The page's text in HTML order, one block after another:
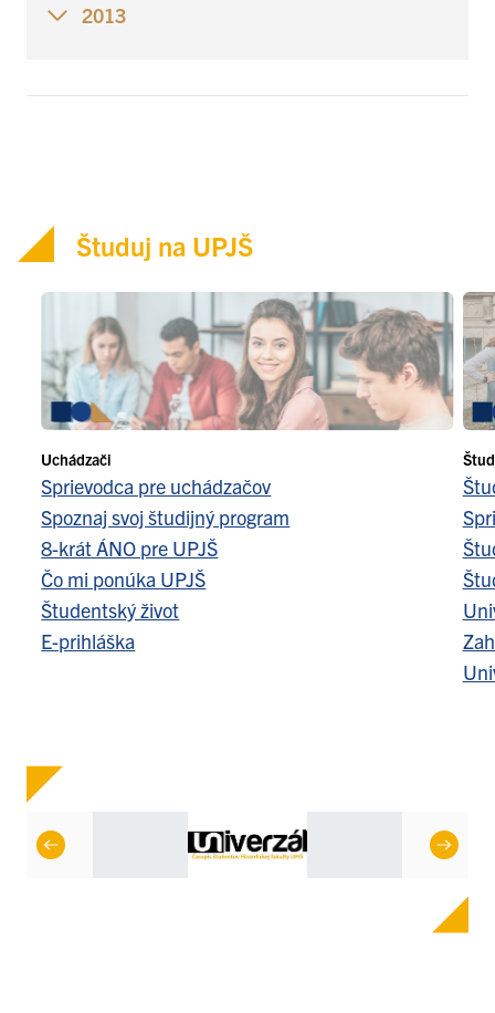
2013
Študuj na UPJŠ
Uchádzači
Sprievodca pre uchádzačov
Spoznaj svoj študijný program
8-krát ÁNO pre UPJŠ
Čo mi ponúka UPJŠ
Študentský život
E-prihláška